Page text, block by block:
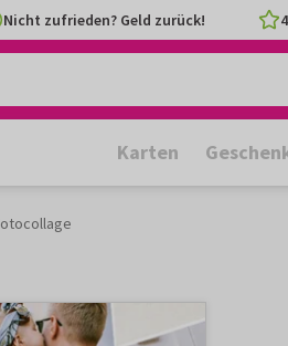
Nicht zufrieden? Geld zurück!
Karten